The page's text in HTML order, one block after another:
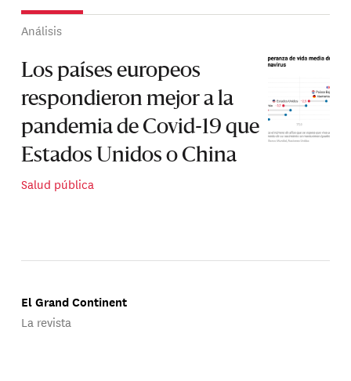
Análisis
Los países europeos
respondieron mejor a la
pandemia de Covid-19 que
Estados Unidos o China
Salud pública
El Grand Continent
La revista